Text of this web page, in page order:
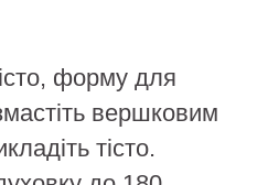
форму для
вершковим
тісто.